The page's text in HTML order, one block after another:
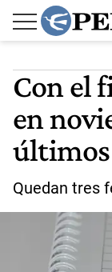
Con el
en
últimos
Quedan tres